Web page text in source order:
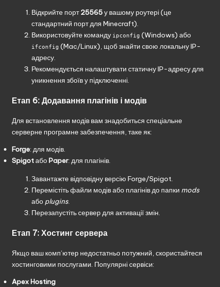
Відкрийте порт25565у вашому роутері (це
стандартний порт для Minecraft).
Використовуйте команду ipconfig (Windows) або
ifconfig (Mac/Linux), щоб знайти свою локальну IP-
адресу.
Рекомендується налаштувати статичну IP-адресу для
уникнення збоїв у підключенні.
Етап 6: Додавання плагінів і модів
Для встановлення модів вам знадобиться спеціальне
серверне програмне забезпечення, таке як:
Forge: для модів.
SpigotабоPaper: для плагінів.
Завантажте відповідну версію Forge/Spigot.
Перемістіть файли модів або плагінів до папки mods
або plugins.
Перезапустіть сервер для активації змін.
Етап 7: Хостинг сервера
Якщо ваш комп’ютер недостатньо потужний, скористайтеся
хостинговими послугами. Популярні сервіси:
Apex Hosting